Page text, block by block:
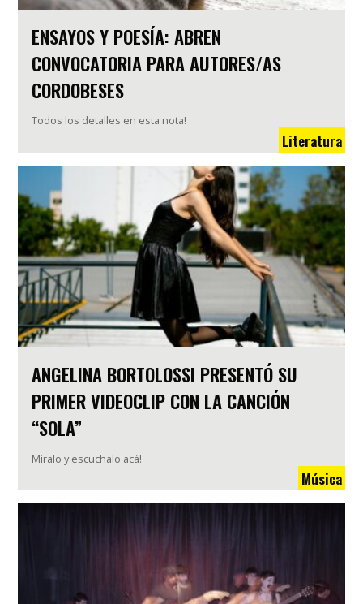
ENSAYOS Y POESÍA: ABREN
CONVOCATORIA PARA AUTORES/AS
CORDOBESES
Todos los detalles en esta nota!
Literatura
ANGELINA BORTOLOSSI PRESENTÓ SU
PRIMER VIDEOCLIP CON LA CANCIÓN
“SOLA”
Miralo y escuchalo acá!
Música